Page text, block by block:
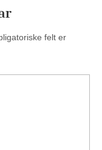
felt er